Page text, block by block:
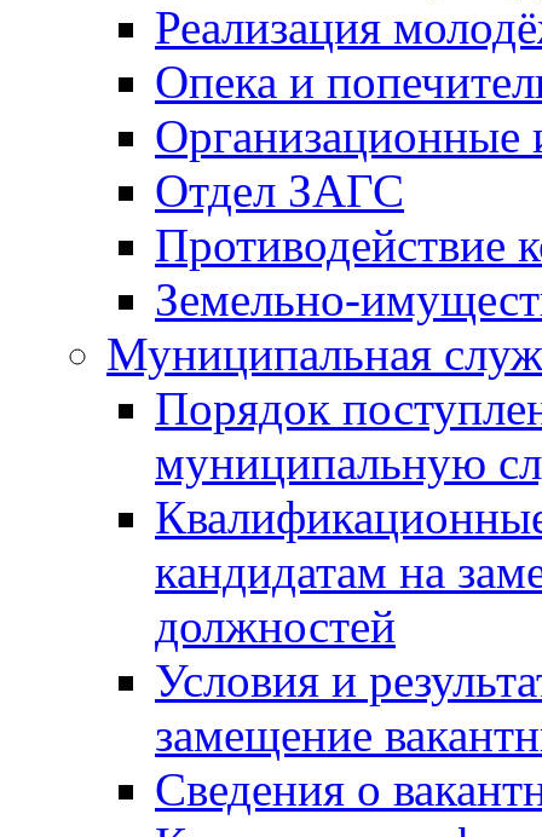
Реализация
Опека и
Отдел ЗАГС
Противодействие
Земельно-
Муниципальная
Порядок
муниципальную
кандидатам на
должностей
Условия и
замещение
Сведения о